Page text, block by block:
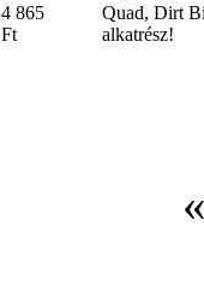
4 865
Ft
Quad, Dirt
alkatrész!